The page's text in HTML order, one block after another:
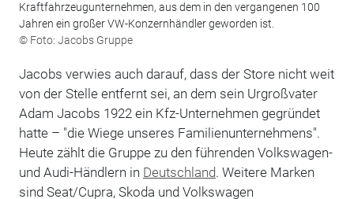
Kraftfahrzeugunternehmen, aus dem in den vergangenen 100
Jahren ein großer VW-Konzernhändler geworden ist.
© Foto: Jacobs Gruppe
Jacobs verwies auch darauf, dass der Store nicht weit
von der Stelle entfernt sei, an dem sein Urgroßvater
Adam Jacobs 1922 ein Kfz-Unternehmen gegründet
hatte – "die Wiege unseres Familienunternehmens".
Heute zählt die Gruppe zu den führenden Volkswagen-
und Audi-Händlern in Deutschland. Weitere Marken
sind Seat/Cupra, Skoda und Volkswagen